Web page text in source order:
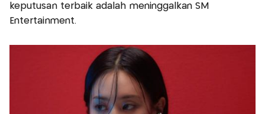
keputusan terbaik adalah meninggalkan SM
Entertainment.